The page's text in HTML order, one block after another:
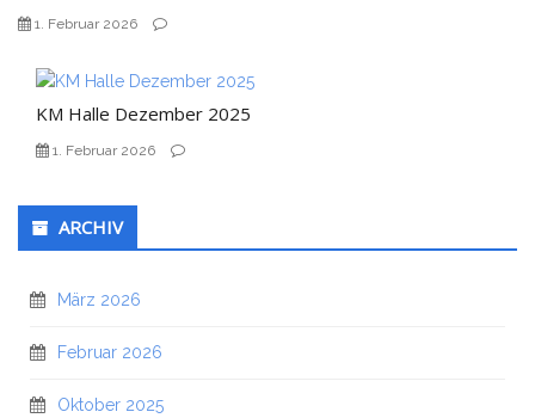
1. Februar 2026
KM Halle Dezember 2025
1. Februar 2026
ARCHIV
März 2026
Februar 2026
Oktober 2025